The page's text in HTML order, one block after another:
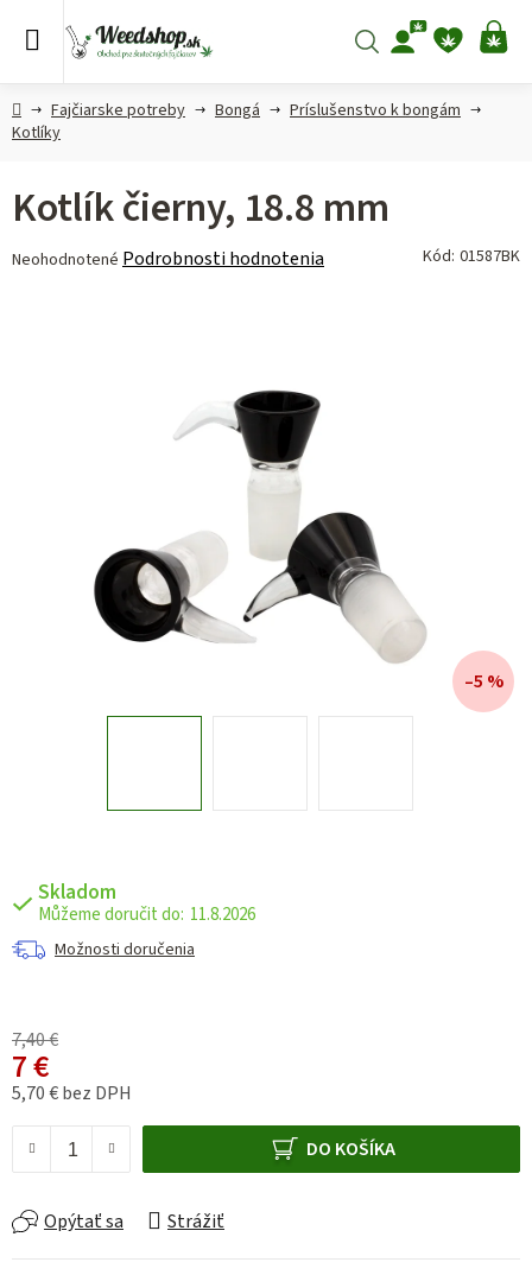
Hľadať
DomovFajčiarske potreby Bongá
Príslušenstvo k bongám
Kotlíky
Skladom
11.8.2026
Možnosti doručenia
7,40 €
7 €
5,70 € bez DPH
DO KOŠÍKA
Opýtať sa Strážiť
Kotlík čierny, 18.8 mm
Priemerné
Neohodnotené Podrobnosti hodnotenia Kód: 01587BK
–5 %